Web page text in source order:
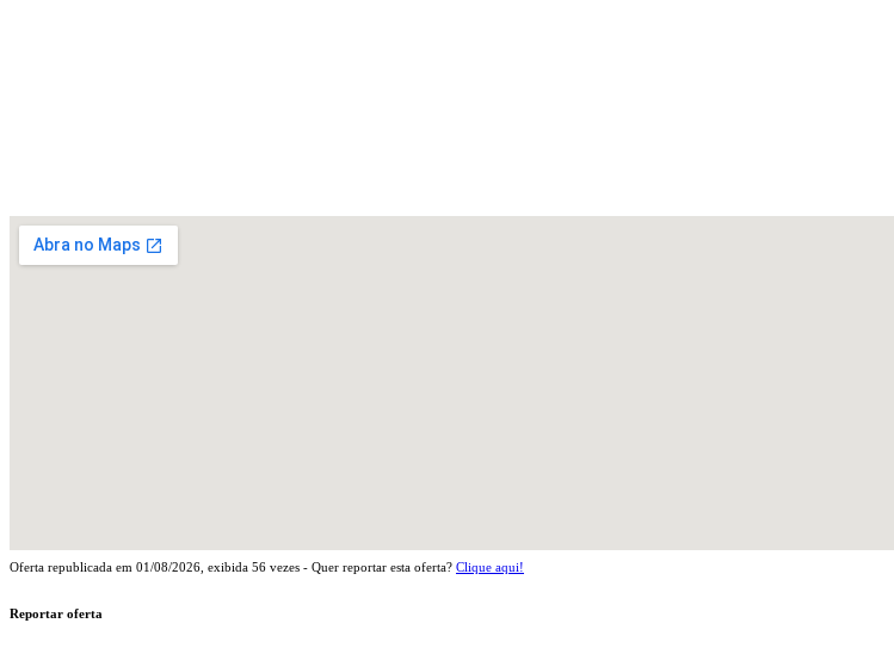
Oferta republicada em 01/08/2026 , exibida 56 vezes - Quer reportar esta oferta? Clique aqui!
Reportar oferta